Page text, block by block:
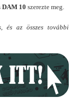
DAM 10 szerezte meg.
és az összes további